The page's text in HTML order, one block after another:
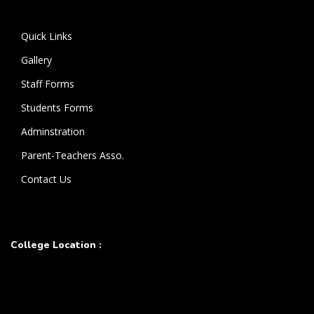
Quick Links
Gallery
Staff Forms
Students Forms
Adminstration
Parent-Teachers Asso.
Contact Us
College Location :